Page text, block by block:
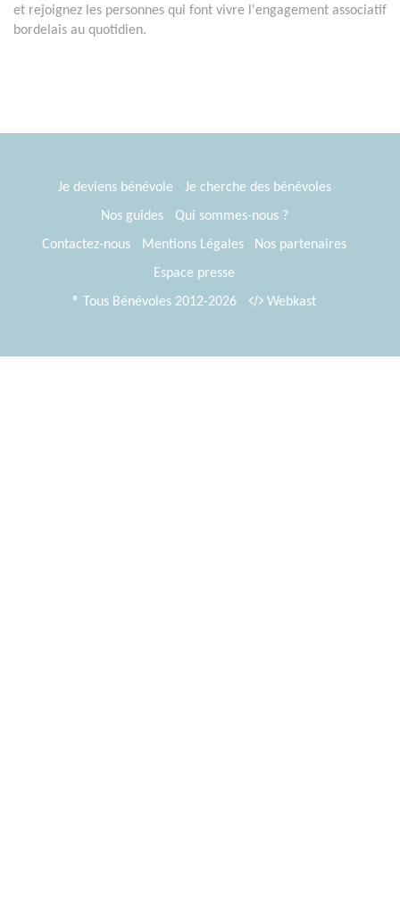
et rejoignez les personnes qui font vivre l'engagement associatif
bordelais au quotidien.
Je deviens bénévole
Je cherche des bénévoles
Nos guides
Qui sommes-nous ?
Contactez-nous
Mentions Légales
Nos partenaires
Espace presse
® Tous Bénévoles 2012-2026
Webkast